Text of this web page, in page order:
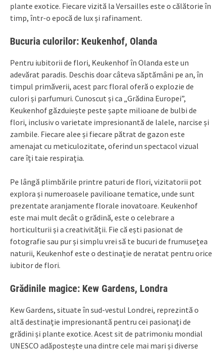
plante exotice. Fiecare vizită la Versailles este o călătorie în
timp, într-o epocă de lux și rafinament.
Bucuria culorilor: Keukenhof, Olanda
Pentru iubitorii de flori, Keukenhof în Olanda este un
adevărat paradis. Deschis doar câteva săptămâni pe an, în
timpul primăverii, acest parc floral oferă o explozie de
culori și parfumuri. Cunoscut și ca „Grădina Europei”,
Keukenhof găzduiește peste șapte milioane de bulbi de
flori, inclusiv o varietate impresionantă de lalele, narcise și
zambile. Fiecare alee și fiecare pătrat de gazon este
amenajat cu meticulozitate, oferind un spectacol vizual
care îți taie respirația.
Pe lângă plimbările printre paturi de flori, vizitatorii pot
explora și numeroasele pavilioane tematice, unde sunt
prezentate aranjamente florale inovatoare. Keukenhof
este mai mult decât o grădină, este o celebrare a
horticulturii și a creativității. Fie că ești pasionat de
fotografie sau pur și simplu vrei să te bucuri de frumusețea
naturii, Keukenhof este o destinație de neratat pentru orice
iubitor de flori.
Grădinile magice: Kew Gardens, Londra
Kew Gardens, situate în sud-vestul Londrei, reprezintă o
altă destinație impresionantă pentru cei pasionați de
grădini și plante exotice. Acest sit de patrimoniu mondial
UNESCO adăpostește una dintre cele mai mari și diverse